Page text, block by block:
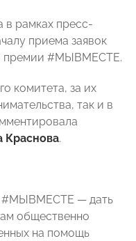
в рамках пресс-
приема заявок
премии #МЫВМЕСТЕ.
комитета, за их
так и в
Краснова.
#МЫВМЕСТЕ — дать
общественно
на помощь